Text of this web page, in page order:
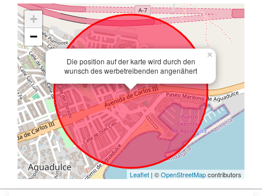
Die position auf der karte wird durch den
wunsch des werbetreibenden angenähert
×
+
−
Leaflet | ©OpenStreetMapcontributors